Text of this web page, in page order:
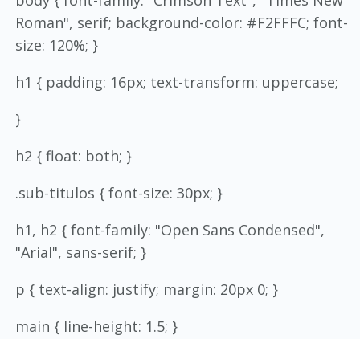
Roman", serif; background-color: #F2FFFC; font-
size: 120%; }
h1 { padding: 16px; text-transform: uppercase;
}
h2 { float: both; }
.sub-titulos { font-size: 30px; }
h1, h2 { font-family: "Open Sans Condensed",
"Arial", sans-serif; }
p { text-align: justify; margin: 20px 0; }
main { line-height: 1.5; }